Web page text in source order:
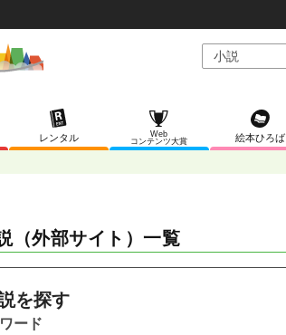
レンタル
Web
コンテンツ大賞
絵本ひろば
（外部サイト）一覧
を探す
ード